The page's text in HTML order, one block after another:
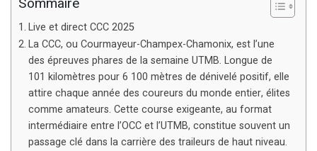
Live et direct CCC 2025
La CCC, ou Courmayeur-Champex-Chamonix, est l’une
des épreuves phares de la semaine UTMB. Longue de
101 kilomètres pour 6 100 mètres de dénivelé positif, elle
attire chaque année des coureurs du monde entier, élites
comme amateurs. Cette course exigeante, au format
intermédiaire entre l’OCC et l’UTMB, constitue souvent un
passage clé dans la carrière des traileurs de haut niveau.